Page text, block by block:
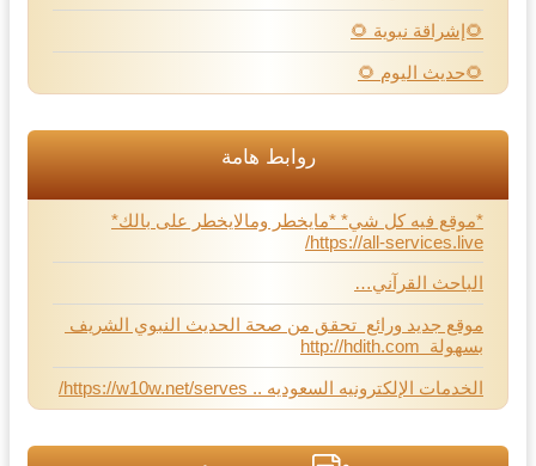
🌻إشراقة نبوية 🌻
🌻حديث اليوم 🌻
روابط هامة
*موقع فيه كل شي* *مايخطر ومالايخطر على بالك*
https://all-services.live/
الباحث القرآني…
موقع جديد ورائع تحقق من صحة الحديث النبوي الشريف
بسهولة http://hdith.com
الخدمات الإلكترونيه السعوديه .. https://w10w.net/serves/